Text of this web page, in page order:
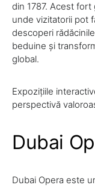
din 1787. Acest
unde vizitatorii pot
descoperi
beduine și
global.
Expozițiile
perspectivă
Dubai
Dubai Opera este